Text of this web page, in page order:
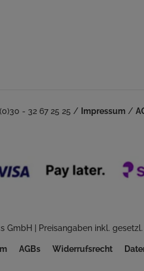
- 32 67 25 25 / Impressum/
GmbH | Preisangaben inkl.
AGBs Widerrufsrecht